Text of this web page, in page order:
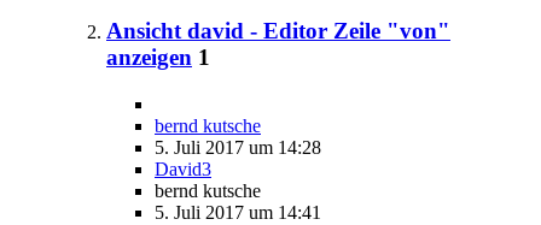
Ansicht david - Editor Zeile "von"
anzeigen 1
bernd kutsche
5. Juli 2017 um 14:28
David3
bernd kutsche
5. Juli 2017 um 14:41